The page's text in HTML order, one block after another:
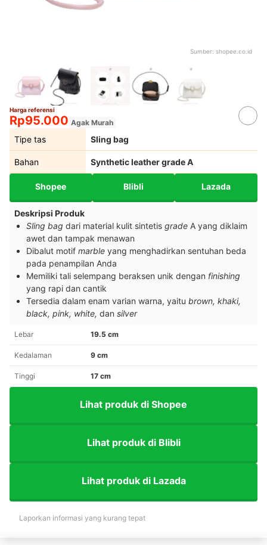
Sumber: shopee.co.id
Harga referensi
Rp95.000 Agak Murah
Tipe tas Sling bag
Bahan Synthetic leather grade A
Shopee Blibli Lazada
Deskripsi Produk
Sling bag dari material kulit sintetis grade A yang diklaim
awet dan tampak menawan
Dibalut motif marble yang menghadirkan sentuhan beda
pada penampilan Anda
Memiliki tali selempang beraksen unik dengan finishing
yang rapi dan cantik
Tersedia dalam enam varian warna, yaitu brown, khaki,
black, pink, white, dan silver
Lebar 19.5 cm
Kedalaman 9 cm
Tinggi 17 cm
Lihat produk di Shopee
Lihat produk di Blibli
Lihat produk di Lazada
Laporkan informasi yang kurang tepat